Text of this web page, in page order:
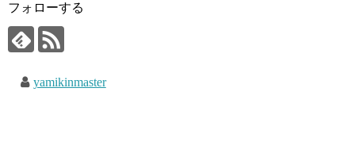
フォローする
yamikinmaster